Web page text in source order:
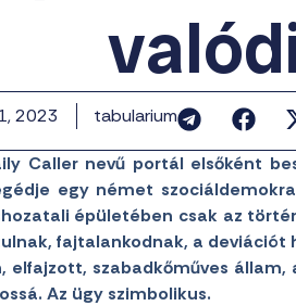
2023 tabularium
Caller nevű portál elsőként
egy német
épületében csak az
fajtalankodnak, a deviációt
elfajzott, szabadkőműves
Az ügy szimbolikus.